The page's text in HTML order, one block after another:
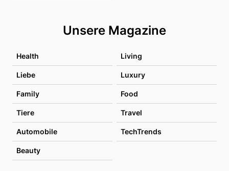
Unsere Magazine
Health Living
Liebe Luxury
Family Food
Tiere Travel
Automobile TechTrends
Beauty